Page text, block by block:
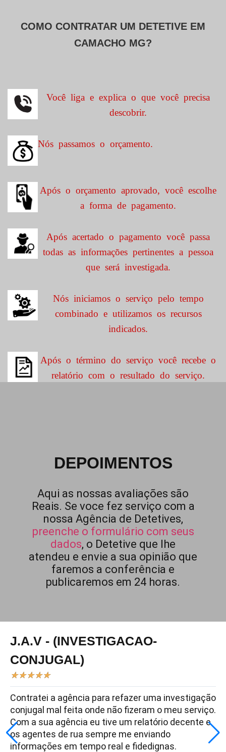
COMO CONTRATAR UM DETETIVE EM
CAMACHO MG?
Você liga e explica o que você precisa
descobrir.
Nós passamos o orçamento.
Após o orçamento aprovado, você escolhe
a forma de pagamento.
Após acertado o pagamento você passa
todas as informações pertinentes a pessoa
que será investigada.
Nós iniciamos o serviço pelo tempo
combinado e utilizamos os recursos
indicados.
Após o término do serviço você recebe o
relatório com o resultado do serviço.
DEPOIMENTOS
Aqui as nossas avaliações são
Reais. Se voce fez serviço com a
nossa Agência de Detetives,
preenche o formulário com seus
dados, o Detetive que lhe
atendeu e envie a sua opinião que
faremos a conferência e
publicaremos em 24 horas.
J.A.V - (INVESTIGACAO-
CONJUGAL)
★★★★★
Contratei a agência para refazer uma investigação
conjugal mal feita onde não fizeram o meu serviço.
Com a sua agência eu tive um relatório decente e
os agentes de rua sempre me enviando
informações em tempo real e fidedignas.